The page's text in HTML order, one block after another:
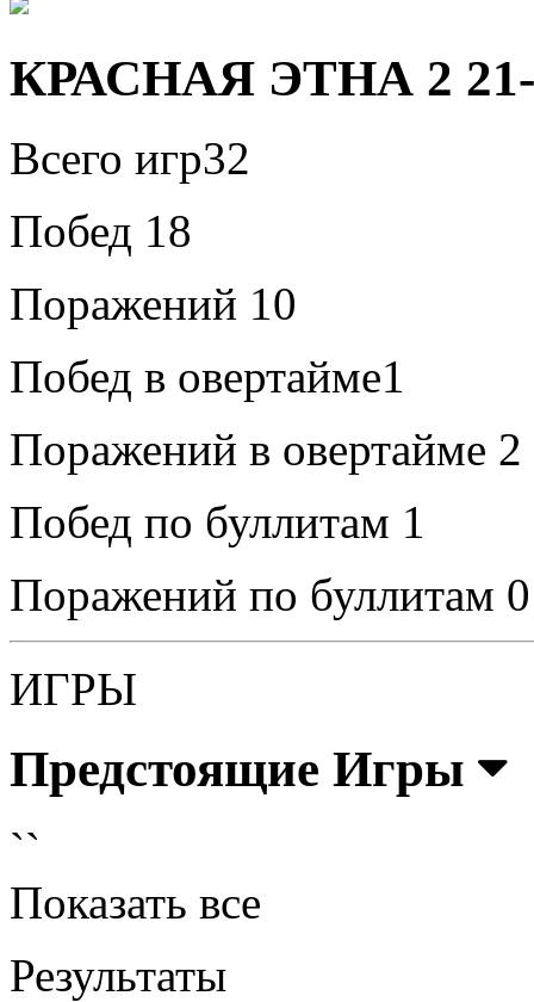
КРАСНАЯ ЭТНА 2
Всего игр32
Побед 18
Поражений 10
Побед в овертайме1
Поражений в овертайме 2
Побед по буллитам 1
Поражений по буллитам 0
ИГРЫ
Предстоящие Игры
``
Показать все
Результаты